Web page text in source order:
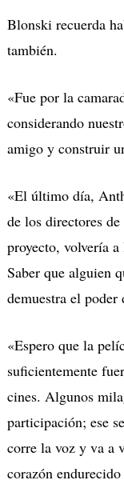
Blonski recuerda
también.
«Fue por la
considerando
amigo y construir
«El último día,
de los directores
proyecto, volvería
Saber que alguien
demuestra el poder
«Espero que la
suficientemente
cines. Algunos
participación; ese
corre la voz y va a
corazón